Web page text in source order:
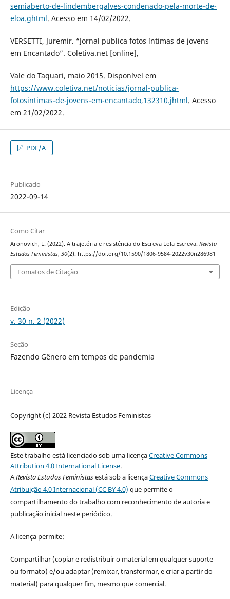
semiaberto-de-lindembergalves-condenado-pela-morte-de-
eloa.ghtml. Acesso em 14/02/2022.
VERSETTI, Juremir. “Jornal publica fotos íntimas de jovens
em Encantado”. Coletiva.net [online],
Vale do Taquari, maio 2015. Disponível em
https://www.coletiva.net/noticias/jornal-publica-
fotosintimas-de-jovens-em-encantado,132310.jhtml. Acesso
em 21/02/2022.
PDF/A
Publicado
2022-09-14
Como Citar
Aronovich, L. (2022). A trajetória e resistência do Escreva Lola Escreva. Revista
Estudos Feministas, 30(2). https://doi.org/10.1590/1806-9584-2022v30n286981
Fomatos de Citação
Edição
v. 30 n. 2 (2022)
Seção
Fazendo Gênero em tempos de pandemia
Licença
Copyright (c) 2022 Revista Estudos Feministas
Este trabalho está licenciado sob uma licençaCreative Commons
Attribution 4.0 International License.
ARevista Estudos Feministasestá sob a licençaCreative Commons
Atribuição 4.0 Internacional (CC BY 4.0) que permite o
compartilhamento do trabalho com reconhecimento de autoria e
publicação inicial neste periódico.
A licença permite:
Compartilhar (copiar e redistribuir o material em qualquer suporte
ou formato) e/ou adaptar (remixar, transformar, e criar a partir do
material) para qualquer fim, mesmo que comercial.